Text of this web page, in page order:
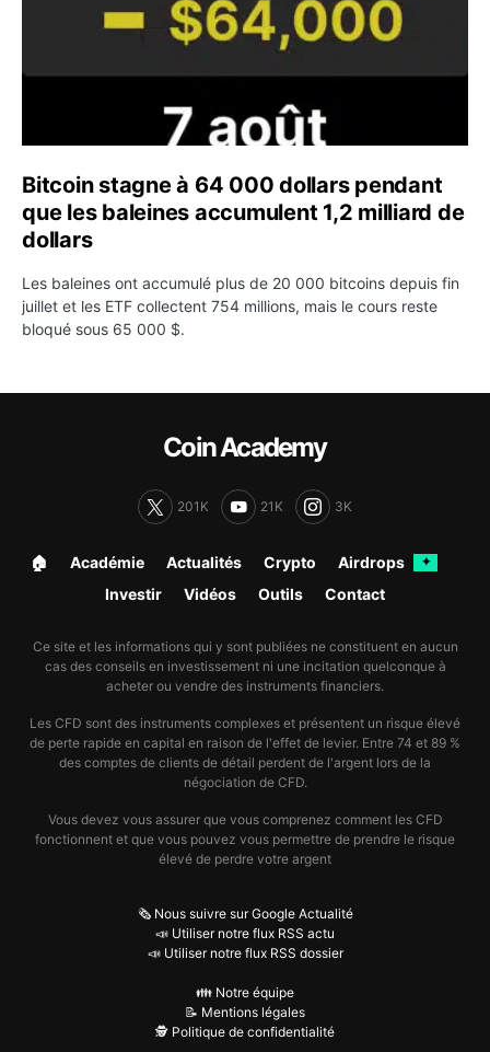
Bitcoin stagne à 64 000 dollars pendant
que les baleines accumulent 1,2 milliard de
dollars
Les baleines ont accumulé plus de 20 000 bitcoins depuis fin
juillet et les ETF collectent 754 millions, mais le cours reste
bloqué sous 65 000 $.
Coin Academy
201K 21K 3K
🏠︎ Académie Actualités Crypto Airdrops ✦
Investir Vidéos Outils Contact
Ce site et les informations qui y sont publiées ne constituent en aucun
cas des conseils en investissement ni une incitation quelconque à
acheter ou vendre des instruments financiers.
Les CFD sont des instruments complexes et présentent un risque élevé
de perte rapide en capital en raison de l'effet de levier. Entre 74 et 89 %
des comptes de clients de détail perdent de l'argent lors de la
négociation de CFD.
Vous devez vous assurer que vous comprenez comment les CFD
fonctionnent et que vous pouvez vous permettre de prendre le risque
élevé de perdre votre argent
🗞️ Nous suivre sur Google Actualité
📣 Utiliser notre flux RSS actu
📣 Utiliser notre flux RSS dossier
👪 Notre équipe
📝 Mentions légales
🕵️ Politique de confidentialité